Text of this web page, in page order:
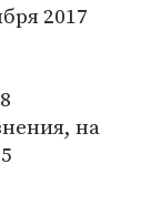
2017
на